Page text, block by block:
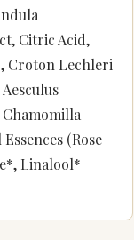
Citric Acid,
Croton Lechleri
(Rose
Linalool*